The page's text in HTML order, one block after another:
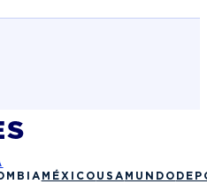
MÉXICO USA MUNDO